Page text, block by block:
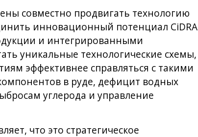
совместно продвигать технологию
инновационный потенциал CiDRA
и интегрированными
уникальные технологические схемы,
эффективнее справляться с такими
в руде, дефицит водных
углерода и управление
что это стратегическое